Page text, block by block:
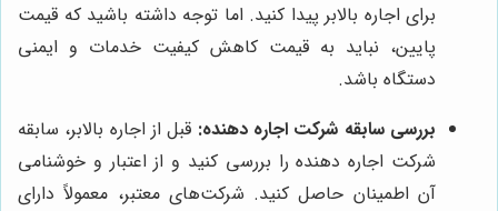
برای اجاره بالابر پیدا کنید. اما توجه داشته باشید که قیمت
پایین، نباید به قیمت کاهش کیفیت خدمات و ایمنی
دستگاه باشد.
بررسی سابقه شرکت اجاره دهنده: قبل از اجاره بالابر، سابقه
شرکت اجاره دهنده را بررسی کنید و از اعتبار و خوشنامی
آن اطمینان حاصل کنید. شرکت‌های معتبر، معمولاً دارای